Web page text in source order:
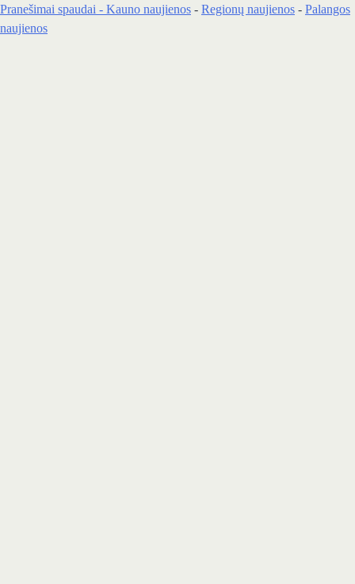
Pranešimai spaudai - Kauno naujienos - Regionų naujienos - Palangos
naujienos